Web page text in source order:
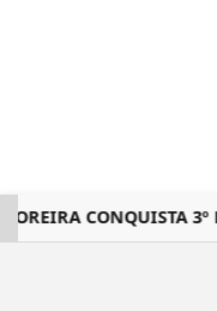
CONQUISTA